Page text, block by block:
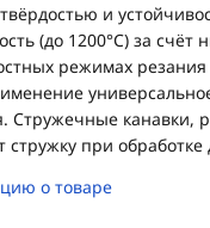
и
(до 1200°C) за счёт
режимах
Стружечные канавки,
стружку при
о товаре